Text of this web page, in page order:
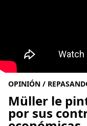
OPINIÓN /
Müller le
por sus